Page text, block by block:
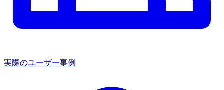
実際のユーザー事例